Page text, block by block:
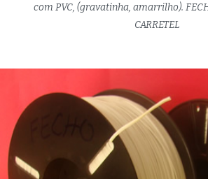
com PVC, (gravatinha, amarrilho).
CARRETEL